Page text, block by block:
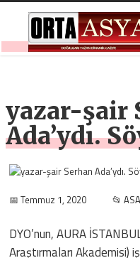
yazar-şair
Ada’ydı.
📅 Temmuz 1, 2020 📂
DYO’nun, AURA
Araştırmaları Akademisi)